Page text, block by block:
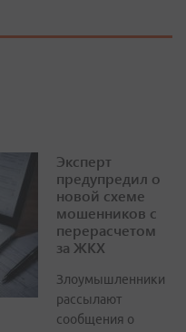
Эксперт
предупредил о
новой схеме
мошенников с
перерасчетом
за ЖКХ
Злоумышленники
рассылают
сообщения о